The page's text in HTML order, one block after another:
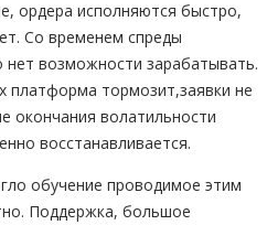
ордера исполняются быстро,
Со временем спреды
возможности зарабатывать.
платформа тормозит,заявки не
окончания волатильности
восстанавливается.
обучение проводимое этим
Поддержка, большое